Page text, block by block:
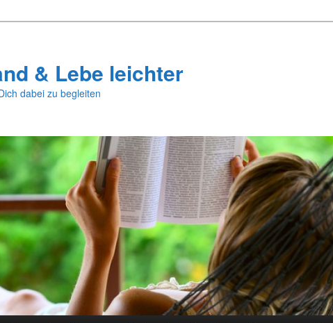
& Lebe leichter
dabei zu begleiten